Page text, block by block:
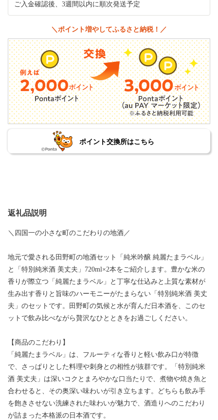
ご入金確認後、3週間以内に順次発送予定
＼ポイント増やしてふるさと納税！／
ポイント交換所はこちら
返礼品説明
＼四国一の小さな町のこだわりの地酒／
地元で愛される田野町の地酒セット「純米吟醸 純麗たまラベル」
と「特別純米酒 美丈夫」720ml×2本をご紹介します。豊かな米の
香りが際立つ「純麗たまラベル」と丁寧な仕込みと上質な素材が
生み出す香りと旨味のハーモニーがたまらない「特別純米酒 美丈
夫」のセットです。田野町の気候と水が育んだ日本酒を、このセ
ットで飲み比べながら贅沢なひとときをお過ごしください。
【商品のこだわり】
「純麗たまラベル」は、フルーティな香りと軽い飲み口が特徴
で、さっぱりとした料理や刺身との相性が抜群です。「特別純米
酒 美丈夫」は深いコクとまろやかな口当たりで、煮物や焼き魚と
合わせると、その奥深い味わいが引き立ちます。どちらも飲み手
を飽きさせない洗練された味わいが魅力で、酒造りへのこだわり
が詰まった本格派の日本酒です。